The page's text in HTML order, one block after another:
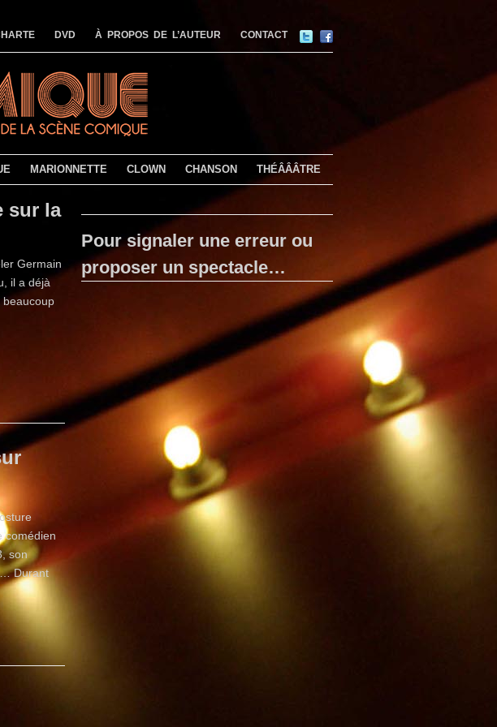
DVD À PROPOS DE L’AUTEUR CONTACT
MARIONNETTE CLOWN CHANSON THÉÂÂÂTRE
sur la
Germain
il a déjà
beaucoup
comédien
son
Durant
Pour signaler une erreur ou
proposer un spectacle…